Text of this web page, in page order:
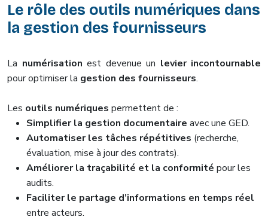
Le rôle des outils numériques dans
la gestion des fournisseurs
La numérisation est devenue un levier incontournable
pour optimiser la gestion des fournisseurs.
Les outils numériques permettent de :
Simplifier la gestion documentaire avec une GED.
Automatiser les tâches répétitives (recherche,
évaluation, mise à jour des contrats).
Améliorer la traçabilité et la conformité pour les
audits.
Faciliter le partage d’informations en temps réel
entre acteurs.